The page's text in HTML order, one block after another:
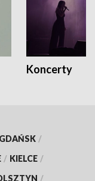
Koncerty
GDAŃSK /
/ KIELCE /
/